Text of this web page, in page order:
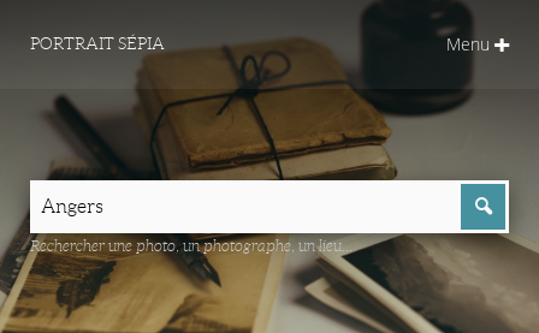
PORTRAIT SÉPIA Menu
Rechercher une photo, un photographe, un lieu...